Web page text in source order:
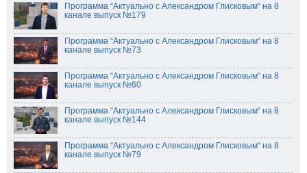
Программа “Актуально с Александром Глисковым“ на 8
канале выпуск №179
Программа “Актуально с Александром Глисковым“ на 8
канале выпуск №73
Программа “Актуально с Александром Глисковым“ на 8
канале выпуск №60
Программа “Актуально с Александром Глисковым“ на 8
канале выпуск №144
Программа “Актуально с Александром Глисковым“ на 8
канале выпуск №79